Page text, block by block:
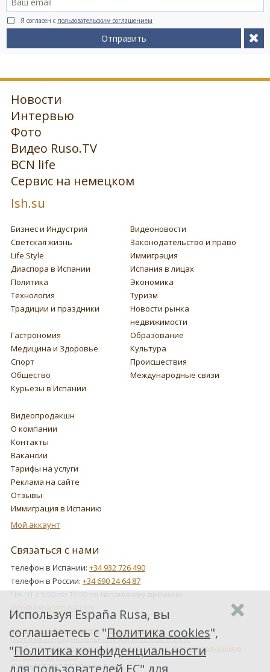
Я согласен с пользовательским соглашением
Отправить
Новости
Интервью
Фото
Видео Ruso.TV
BCN life
Сервис на немецком
Ish.su
Бизнес и Индустрия
Видеоновости
Светская жизнь
Законодательство и право
Life Style
Иммиграция
Диаспора в Испании
Испания в лицах
Политика
Экономика
Технология
Туризм
Традиции и праздники
Новости рынка
недвижимости
Гастрономия
Образование
Медицина и Здоровье
Культура
Спорт
Происшествия
Общество
Международные связи
Курьезы в Испании
Видеопродакшн
О компании
Контакты
Вакансии
Тарифы на услуги
Реклама на сайте
Отзывы
Иммиграция в Испанию
Мой аккаунт
Связаться с нами
телефон в Испании: +34 932 726 490
телефон в России: +34 690 24 64 87
info@espanarusa.com
Соглашение пользователя
Политика cookies
Политика конфиденциальности для пользователей ЕС
Как Google обрабатывает информацию о пользователях, получаемую
от наших партнеров
Copyright ©2007-2026 Espana Rusa
Используя España Rusa, вы
соглашаетесь с "Политика cookies",
"Политика конфиденциальности
для пользователей ЕС" для